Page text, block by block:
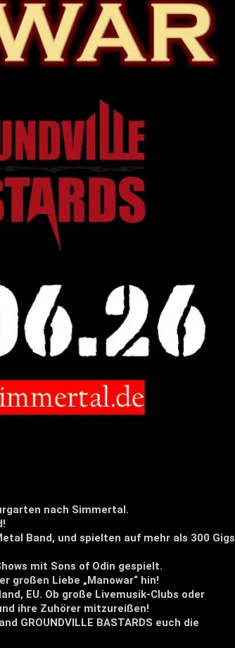
nach Simmertal.
Band, und spielten auf mehr als 300 Gigs
mit Sons of Odin gespielt.
großen Liebe „Manowar“ hin!
EU. Ob große Livemusik-Clubs oder
ihre Zuhörer mitzureißen!
GROUNDVILLE BASTARDS euch die